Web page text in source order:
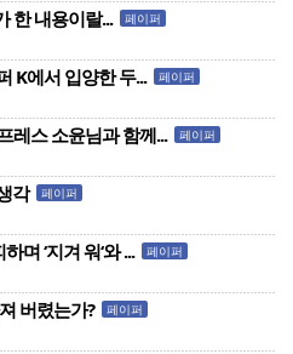
한 내용이랄... 페이퍼
K에서 입양한 두... 페이퍼
레스 소윤님과 함께... 페이퍼
각 페이퍼
며 ‘지겨 워‘와 ... 페이퍼
버렸는가? 페이퍼